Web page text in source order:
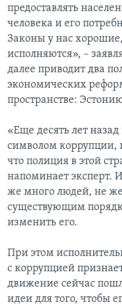
предоставлять
человека и его
Законы у нас
исполняются», –
далее приводит два
экономических
пространстве:
«Еще десять лет
символом коррупции,
что полиция в этой
напоминает эксперт.
же много людей, не
существующим
изменить его.
При этом
с коррупцией
движение сейчас
идеи для того, чтобы